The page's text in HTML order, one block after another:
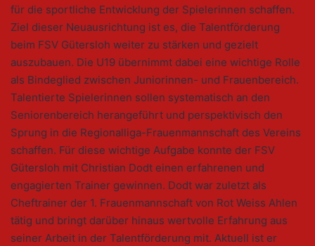
für die sportliche Entwicklung der Spielerinnen schaffen.
Ziel dieser Neuausrichtung ist es, die Talentförderung
beim FSV Gütersloh weiter zu stärken und gezielt
auszubauen. Die U19 übernimmt dabei eine wichtige Rolle
als Bindeglied zwischen Juniorinnen- und Frauenbereich.
Talentierte Spielerinnen sollen systematisch an den
Seniorenbereich herangeführt und perspektivisch den
Sprung in die Regionalliga-Frauenmannschaft des Vereins
schaffen. Für diese wichtige Aufgabe konnte der FSV
Gütersloh mit Christian Dodt einen erfahrenen und
engagierten Trainer gewinnen. Dodt war zuletzt als
Cheftrainer der 1. Frauenmannschaft von Rot Weiss Ahlen
tätig und bringt darüber hinaus wertvolle Erfahrung aus
seiner Arbeit in der Talentförderung mit. Aktuell ist er